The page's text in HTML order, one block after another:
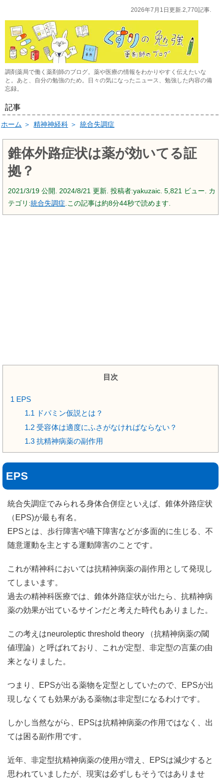
2026年7月1日更新.2,770記事.
調剤薬局で働く薬剤師のブログ。薬や医療の情報をわかりやすく伝えたいな
と。あと、自分の勉強のため。日々の気になったニュース、勉強した内容の備
忘録。
記事
ホーム ＞ 精神神経科 ＞ 統合失調症
錐体外路症状は薬が効いてる証
拠？
2021/3/19 公開. 2024/8/21 更新. 投稿者:yakuzaic. 5,821 ビュー. カ
テゴリ:統合失調症 .この記事は約8分44秒で読めます.
目次
1 EPS
1.1 ドパミン仮説とは？
1.2受容体は適度にふさがなければならない？
1.3抗精神病薬の副作用
EPS
統合失調症でみられる身体合併症といえば、錐体外路症状
（EPS)が最も有名。
EPSとは、歩行障害や嚥下障害などが多面的に生じる、不
随意運動を主とする運動障害のことです。
これが精神科においては抗精神病薬の副作用として発現し
てしまいます。
過去の精神科医療では、錐体外路症状が出たら、抗精神病
薬の効果が出ているサインだと考えた時代もありました。
この考えはneuroleptic threshold theory （抗精神病薬の閾
値理論）と呼ばれており、これが定型、非定型の言葉の由
来となりました。
つまり、EPSが出る薬物を定型としていたので、EPSが出
現しなくても効果がある薬物は非定型になるわけです。
しかし当然ながら、EPSは抗精神病薬の作用ではなく、出
ては困る副作用です。
近年、非定型抗精神病薬の使用が増え、EPSは減少すると
思われていましたが、現実は必ずしもそうではありませ